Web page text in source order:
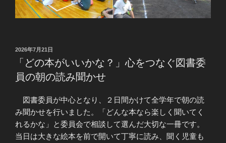
投
2026年7月21日
「どの本がいいかな？」心をつなぐ図書委
員の朝の読み聞かせ
図書委員が中心となり、２日間かけて全学年で朝の読
み聞かせを行いました。「どんな本なら楽しく聞いてく
れるかな」と委員会で相談して選んだ大切な一冊です。
当日は大きな絵本を前で開いて丁寧に読み、聞く児童も